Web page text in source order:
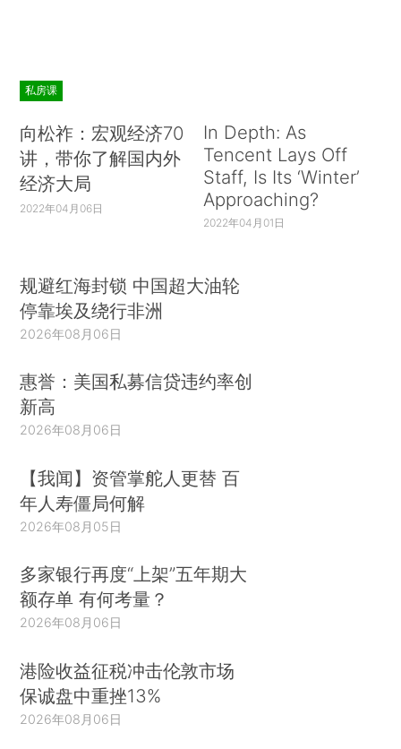
私房课
向松祚：宏观经济70
讲，带你了解国内外
经济大局
2022年04月06日
In Depth: As
Tencent Lays Off
Staff, Is Its ‘Winter’
Approaching?
2022年04月01日
规避红海封锁 中国超大油轮
停靠埃及绕行非洲
2026年08月06日
惠誉：美国私募信贷违约率创
新高
2026年08月06日
【我闻】资管掌舵人更替 百
年人寿僵局何解
2026年08月05日
多家银行再度“上架”五年期大
额存单 有何考量？
2026年08月06日
港险收益征税冲击伦敦市场
保诚盘中重挫13%
2026年08月06日